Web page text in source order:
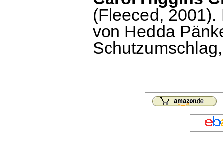
(Fleeced, 2001).
von Hedda